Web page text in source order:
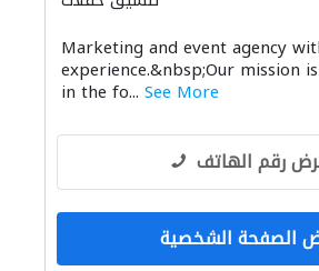
Marketing and event agency
experience.&nbsp;Our mission
in the fo... See More
رقم الهاتف
الصفحة الشخصية